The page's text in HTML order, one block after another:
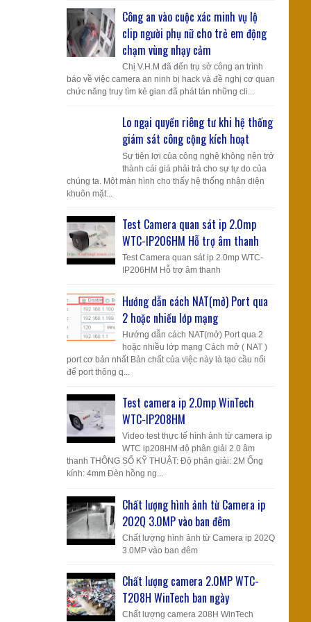
Công an vào cuộc xác minh vụ lộ
clip người phụ nữ cho trẻ em động
chạm vùng nhạy cảm
Chị V.H.M đã đến trụ sở công an trình
báo về việc camera an ninh bị hack và đề nghị cơ quan
chức năng truy tìm kẻ gian đã phát tán những cli...
Lo ngại quyền riêng tư khi hệ thống
giám sát công cộng kích hoạt
Sự tiện lợi của công nghệ không nên trở
thành cái giá phải trả cho sự tự do của
chúng ta. Một màn hình cho thấy hệ thống nhận diện
khuôn mặt...
Test Camera quan sát ip 2.0mp
WTC-IP206HM Hỗ trợ âm thanh
Test Camera quan sát ip 2.0mp WTC-
IP206HM Hỗ trợ âm thanh
Hướng dẫn cách NAT(mở) Port qua
2 hoặc nhiều lớp mạng
Hướng dẫn cách NAT(mở) Port qua 2
hoặc nhiều lớp mạng Cách mở ( NAT )
port cơ bản nhất Bản chất của việc này là tạo cầu nối
để port thông q...
Test camera ip 2.0mp WinTech
WTC-IP208HM
Video test thực tế hình ảnh từ camera ip
WTC ip208HM độ phân giải 2.0 âm
thanh THÔNG SỐ KỸ THUẬT: Độ phân giải: 2M Ống
kính: 4mm Đèn hồng ng...
Chất lượng hình ảnh từ Camera ip
202Q 3.0MP vào ban đêm
Chất lượng hình ảnh từ Camera ip 202Q
3.0MP vào ban đêm
Chất lượng camera 2.0MP WTC-
T208H WinTech ban ngày
Chất lượng camera 208H WinTech